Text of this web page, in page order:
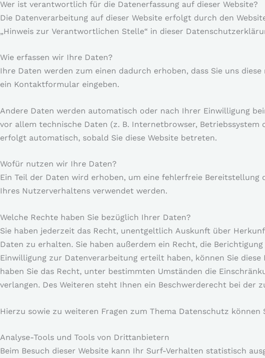
Wer ist verantwortlich für die Datenerfassung auf dieser Website?
Die Datenverarbeitung auf dieser Website erfolgt durch den
„Hinweis zur Verantwortlichen Stelle“ in dieser
Wie erfassen wir Ihre Daten?
Ihre Daten werden zum einen dadurch erhoben, dass Sie uns
ein Kontaktformular eingeben.
Andere Daten werden automatisch oder nach Ihrer Einwilligung
vor allem technische Daten (z. B. Internetbrowser,
erfolgt automatisch, sobald Sie diese Website betreten.
Wofür nutzen wir Ihre Daten?
Ein Teil der Daten wird erhoben, um eine fehlerfreie
Ihres Nutzerverhaltens verwendet werden.
Welche Rechte haben Sie bezüglich Ihrer Daten?
Sie haben jederzeit das Recht, unentgeltlich Auskunft über
Daten zu erhalten. Sie haben außerdem ein Recht, die
Einwilligung zur Datenverarbeitung erteilt haben, können Sie
haben Sie das Recht, unter bestimmten Umständen die
verlangen. Des Weiteren steht Ihnen ein Beschwerderecht bei der
Hierzu sowie zu weiteren Fragen zum Thema Datenschutz können
Analyse-Tools und Tools von Dritt­anbietern
Beim Besuch dieser Website kann Ihr Surf-Verhalten statistisch